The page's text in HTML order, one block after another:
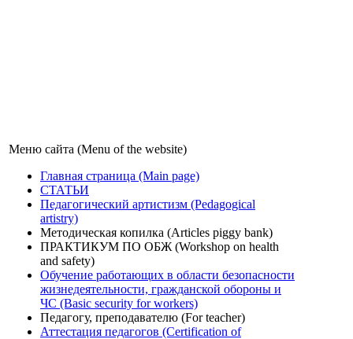
Меню сайта (Menu of the website)
Главная страница (Main page)
СТАТЬИ
Педагогический артистизм (Pedagogical
artistry)
Методическая копилка (Articles piggy bank)
ПРАКТИКУМ ПО ОБЖ (Workshop on health
and safety)
Обучение работающих в области безопасности
жизнедеятельности, гражданской обороны и
ЧС (Basic security for workers)
Педагогу, преподавателю (For teacher)
Аттестация педагогов (Certification of